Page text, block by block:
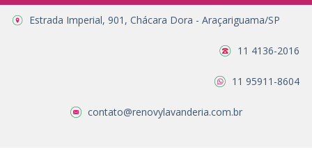
Estrada Imperial, 901, Chácara Dora - Araçariguama/SP
11 4136-2016
11 95911-8604
contato@renovylavanderia.com.br